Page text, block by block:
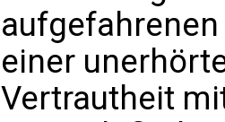
einer
Vertrautheit